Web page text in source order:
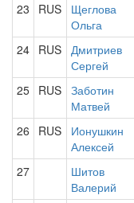
23 RUS
Щеглова
Ольга
24 RUS Дмитриев
Сергей
25 RUS Заботин
Матвей
26 RUS
Ионушкин
Алексей
27
Шитов
Валерий